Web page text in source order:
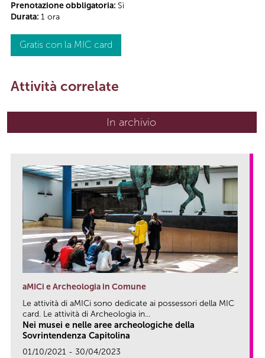
Prenotazione obbligatoria: Sì
Durata: 1 ora
Gratis con la MIC card
Attività correlate
In archivio
aMICi e Archeologia in Comune
Le attività di aMICi sono dedicate ai possessori della MIC
card. Le attività di Archeologia in...
Nei musei e nelle aree archeologiche della
Sovrintendenza Capitolina
01/10/2021 - 30/04/2023